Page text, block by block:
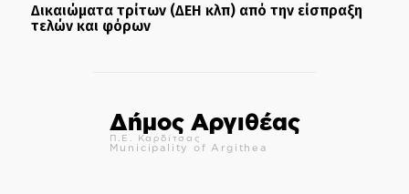
Δικαιώματα τρίτων (ΔΕΗ κλπ) από την είσπραξη
τελών και φόρων
Δήμος Αργιθέας
Π.Ε. Καρδίτσας
Municipality of Argithea